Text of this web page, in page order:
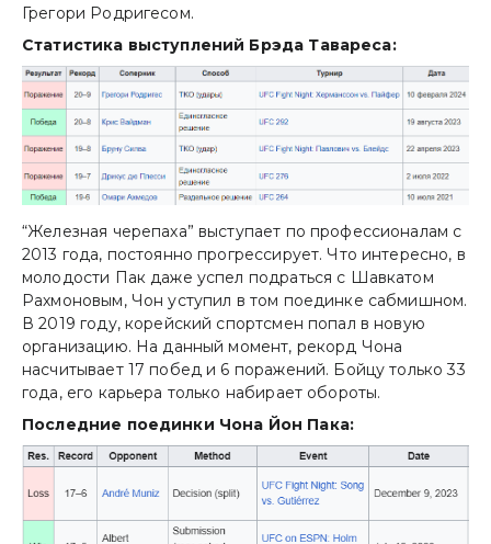
Грегори Родригесом.
Статистика выступлений Брэда Тавареса:
“Железная черепаха” выступает по профессионалам с
2013 года, постоянно прогрессирует. Что интересно, в
молодости Пак даже успел подраться с Шавкатом
Рахмоновым, Чон уступил в том поединке сабмишном.
В 2019 году, корейский спортсмен попал в новую
организацию. На данный момент, рекорд Чона
насчитывает 17 побед и 6 поражений. Бойцу только 33
года, его карьера только набирает обороты.
Последние поединки Чона Йон Пака: